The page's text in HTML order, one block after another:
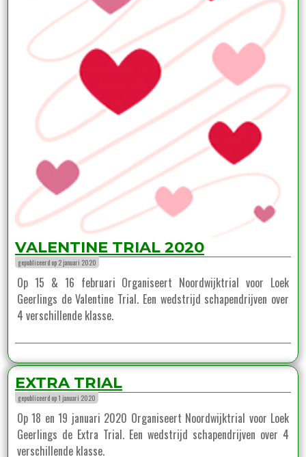
VALENTINE TRIAL 2020
gepubliceerd op 2 januari 2020
Op 15 & 16 februari Organiseert Noordwijktrial voor Loek
Geerlings de Valentine Trial. Een wedstrijd schapendrijven over
4 verschillende klasse.
EXTRA TRIAL
gepubliceerd op 1 januari 2020
Op 18 en 19 januari 2020 Organiseert Noordwijktrial voor Loek
Geerlings de Extra Trial. Een wedstrijd schapendrijven over 4
verschillende klasse.